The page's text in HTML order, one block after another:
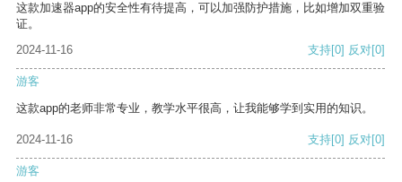
这款加速器app的安全性有待提高，可以加强防护措施，比如增加双重验
证。
2024-11-16
支持[0] 反对[0]
游客
这款app的老师非常专业，教学水平很高，让我能够学到实用的知识。
2024-11-16 支持[0] 反对[0]
游客